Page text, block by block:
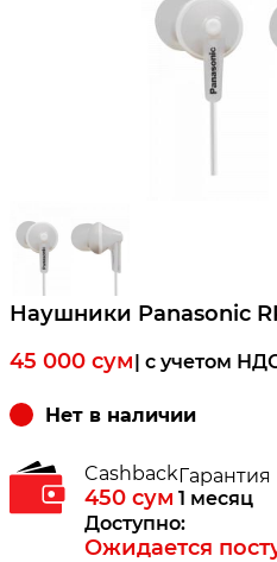
Наушники Panasonic
45 000 сум| c учетом
Нет в наличии
Cashback
450 сум
Гарантия
1 месяц
Доступно:
Ожидается